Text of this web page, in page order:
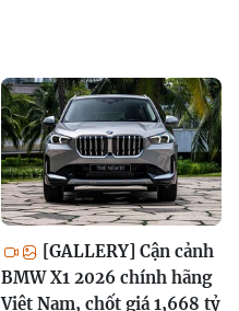
[GALLERY] Cận cảnh
BMW X1 2026 chính hãng
Việt Nam, chốt giá 1,668 tỷ